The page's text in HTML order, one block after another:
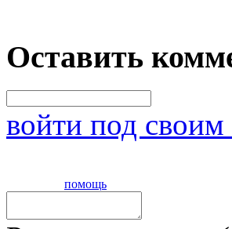
Оставить
войти под
помощь